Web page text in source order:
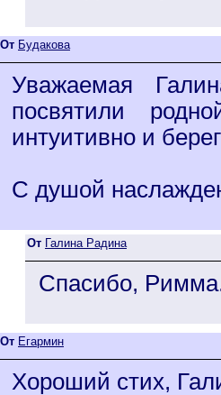
От Будакова
Уважаемая
посвятили
интуитивно и
С душой
От Галина Радина
Спасибо,
От Егармин
Хороший стих,